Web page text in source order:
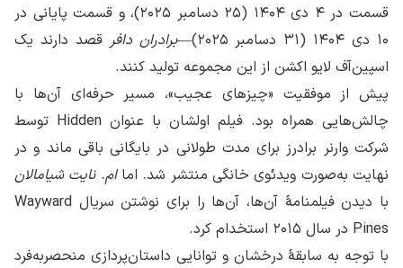
قسمت در ۴ دی ۱۴۰۴ (۲۵ دسامبر ۲۰۲۵)، و قسمت پایانی در
۱۰ دی ۱۴۰۴ (۳۱ دسامبر ۲۰۲۵)—
برادران دافر قصد دارند یک
اسپین‌آف لایو اکشن از این مجموعه تولید کنند.
پیش از موفقیت «چیزهای عجیب»، مسیر حرفه‌ای آن‌ها با
چالش‌هایی همراه بود. فیلم اولشان با عنوان Hidden توسط
شرکت وارنر برادرز برای مدت طولانی در بایگانی باقی ماند و در
نهایت به‌صورت ویدئوی خانگی منتشر شد. اماام. نایت شیامالان
با دیدن فیلمنامهٔ آن‌ها، آن‌ها را برای نوشتن سریال Wayward
Pines در سال ۲۰۱۵ استخدام کرد.
با توجه به سابقهٔ درخشان و توانایی داستان‌پردازی منحصربه‌فرد